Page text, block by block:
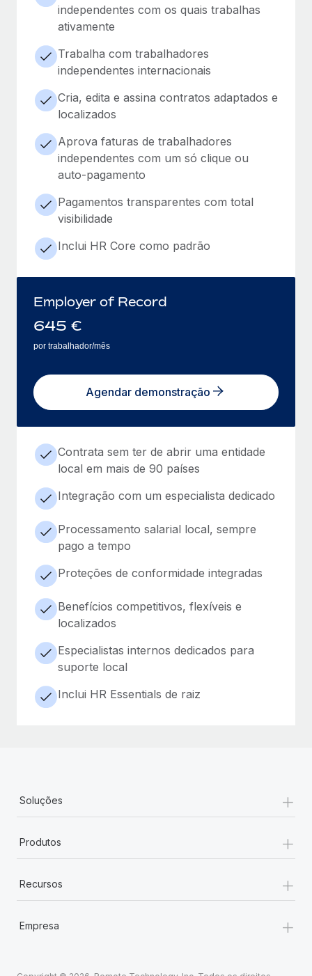
independentes com os quais trabalhas
ativamente
Trabalha com trabalhadores
independentes internacionais
Cria, edita e assina contratos adaptados e
localizados
Aprova faturas de trabalhadores
independentes com um só clique ou
auto-pagamento
Pagamentos transparentes com total
visibilidade
Inclui HR Core como padrão
Employer of Record
645 €
por trabalhador/mês
Agendar demonstração
Contrata sem ter de abrir uma entidade
local em mais de 90 países
Integração com um especialista dedicado
Processamento salarial local, sempre
pago a tempo
Proteções de conformidade integradas
Benefícios competitivos, flexíveis e
localizados
Especialistas internos dedicados para
suporte local
Inclui HR Essentials de raiz
Soluções +
Produtos +
Recursos +
Empresa +